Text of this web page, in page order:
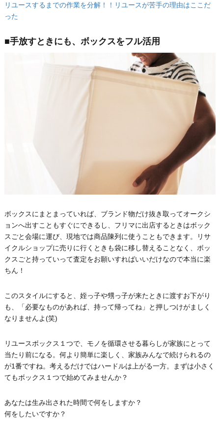
リユースするまでの作業を分解！！リユースが苦手の理由はここだ
った
■手放すときにも、ボックスをフル活用
ボックスにまとまっていれば、ブランド物だけ抜き取ってオークシ
ョンへ出すこともすぐにできるし、フリマに出店するときはボック
スごと会場に運び、現地では商品陳列に使うこともできます。リサ
イクルショップに売りに行くときも袋に移し替えることなく、ボッ
クスごと持っていって査定をお願いすればいいだけなので本当に楽
ちん！
このスタイルにすると、姪っ子や甥っ子が来たときに渡すお下がり
も、「必要なものがあれば、持って帰ってね」と押しつけがましく
なりませんよ(笑)
リユースボックス１つで、モノを循環させる暮らしが家族にとって
当たり前になる。何より簡単に楽しく、家族みんなで続けられるの
が1番ですね。考えるだけではハードルは上がる一方。まずは小さく
てもボックス１つで始めてみませんか？
あなたは生み出された時間で何をしますか？
何をしたいですか？